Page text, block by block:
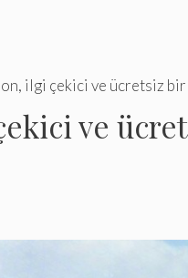
ilgi çekici ve ücretsiz bir
ve